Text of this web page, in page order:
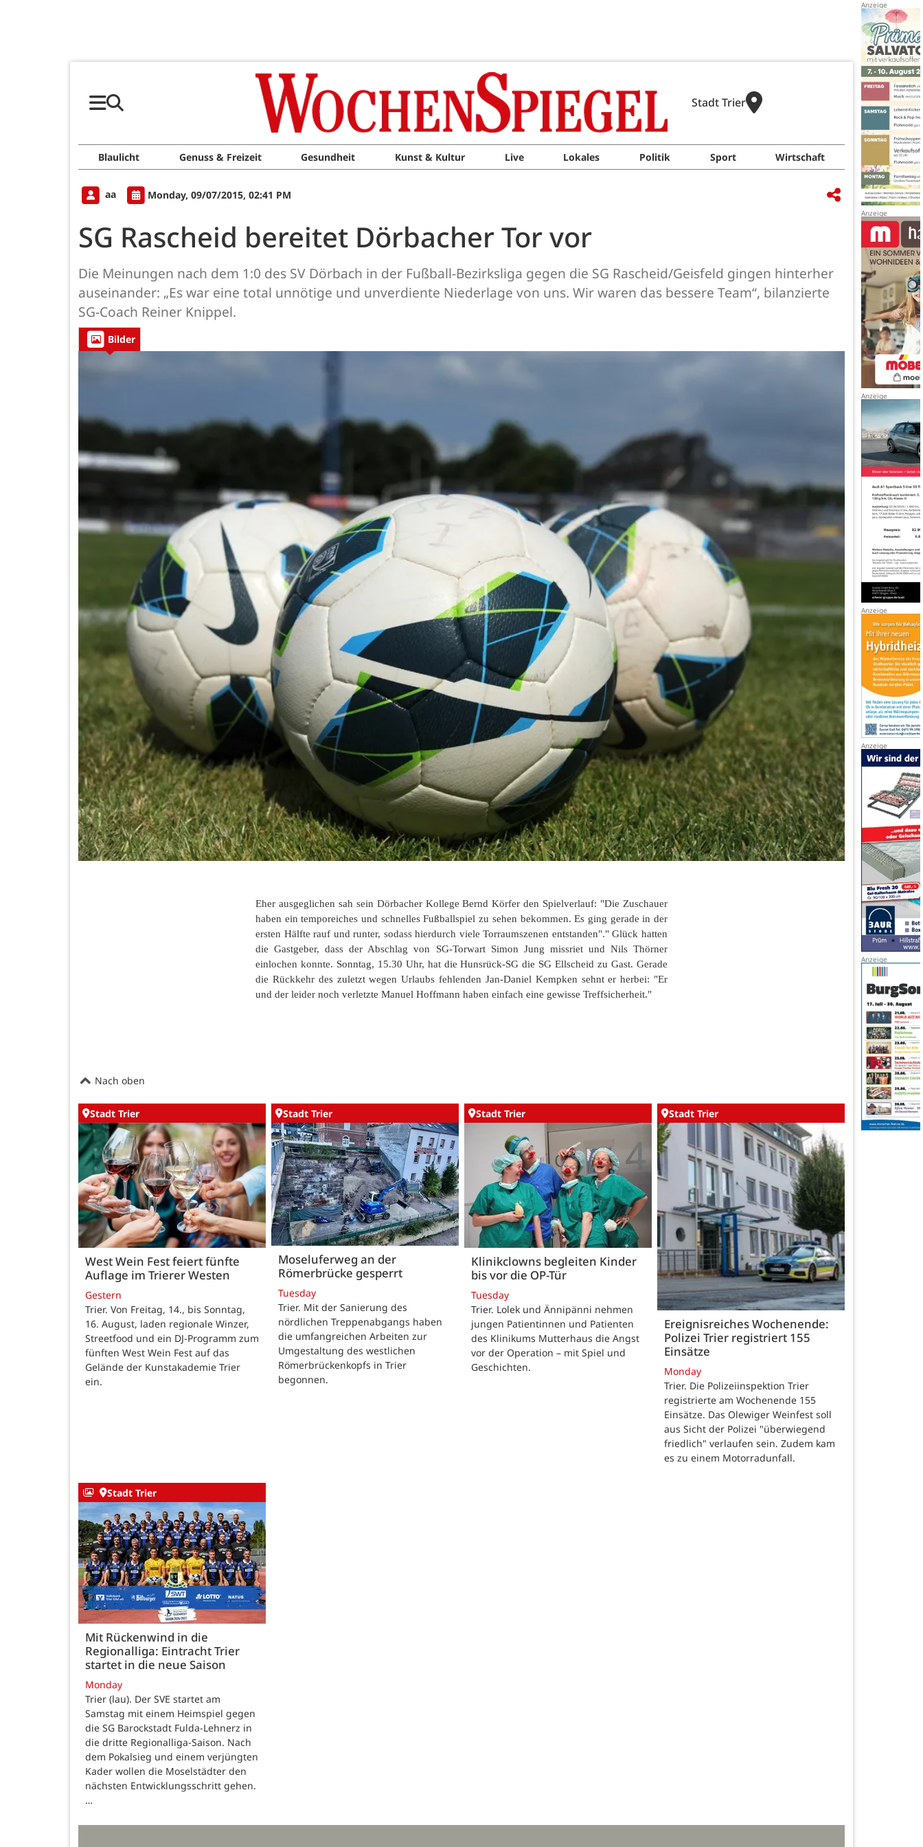
Stadt Trier
Blaulicht Genuss & Freizeit Gesundheit Kunst & Kultur Live Lokales Politik Sport Wirtschaft
aa Monday, 09/07/2015, 02:41 PM
SG Rascheid bereitet Dörbacher Tor vor
Die Meinungen nach dem 1:0 des SV Dörbach in der Fußball-Bezirksliga gegen die SG Rascheid/Geisfeld gingen hinterher
auseinander: „Es war eine total unnötige und unverdiente Niederlage von uns. Wir waren das bessere Team“, bilanzierte
SG-Coach Reiner Knippel.
Bilder
Eher ausgeglichen sah sein Dörbacher Kollege Bernd Körfer den Spielverlauf: "Die Zuschauer
haben ein temporeiches und schnelles Fußballspiel zu sehen bekommen. Es ging gerade in der
ersten Hälfte rauf und runter, sodass hierdurch viele Torraumszenen entstanden"." Glück hatten
die Gastgeber, dass der Abschlag von SG-Torwart Simon Jung missriet und Nils Thörner
einlochen konnte. Sonntag, 15.30 Uhr, hat die Hunsrück-SG die SG Ellscheid zu Gast. Gerade
die Rückkehr des zuletzt wegen Urlaubs fehlenden Jan-Daniel Kempken sehnt er herbei: "Er
und der leider noch verletzte Manuel Hoffmann haben einfach eine gewisse Treffsicherheit."
Nach oben
Stadt Trier
West Wein Fest feiert fünfte
Auflage im Trierer Westen
Gestern
Trier. Von Freitag, 14., bis Sonntag,
16. August, laden regionale Winzer,
Streetfood und ein DJ-Programm zum
fünften West Wein Fest auf das
Gelände der Kunstakademie Trier
ein.
Stadt Trier
Moseluferweg an der
Römerbrücke gesperrt
Tuesday
Trier. Mit der Sanierung des
nördlichen Treppenabgangs haben
die umfangreichen Arbeiten zur
Umgestaltung des westlichen
Römerbrückenkopfs in Trier
begonnen.
Stadt Trier
Klinikclowns begleiten Kinder
bis vor die OP-Tür
Tuesday
Trier. Lolek und Ännipänni nehmen
jungen Patientinnen und Patienten
des Klinikums Mutterhaus die Angst
vor der Operation – mit Spiel und
Geschichten.
Stadt Trier
Ereignisreiches Wochenende:
Polizei Trier registriert 155
Einsätze
Monday
Trier. Die Polizeiinspektion Trier
registrierte am Wochenende 155
Einsätze. Das Olewiger Weinfest soll
aus Sicht der Polizei "überwiegend
friedlich" verlaufen sein. Zudem kam
es zu einem Motorradunfall.
Stadt Trier
Mit Rückenwind in die
Regionalliga: Eintracht Trier
startet in die neue Saison
Monday
Trier (lau). Der SVE startet am
Samstag mit einem Heimspiel gegen
die SG Barockstadt Fulda-Lehnerz in
die dritte Regionalliga-Saison. Nach
dem Pokalsieg und einem verjüngten
Kader wollen die Moselstädter den
nächsten Entwicklungsschritt gehen.
…